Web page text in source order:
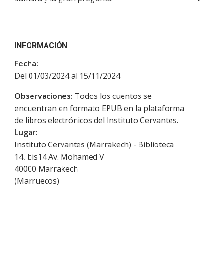
INFORMACIÓN
Fecha:
Del 01/03/2024 al 15/11/2024
Observaciones: Todos los cuentos se
encuentran en formato EPUB en la plataforma
de libros electrónicos del Instituto Cervantes.
Lugar:
Instituto Cervantes (Marrakech) - Biblioteca
14, bis14 Av. Mohamed V
40000 Marrakech
(Marruecos)